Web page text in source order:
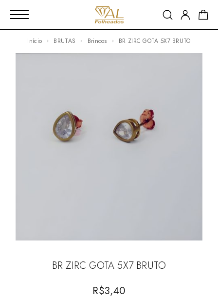
Início BRUTAS Brincos BR ZIRC GOTA 5X7 BRUTO
BR ZIRC GOTA 5X7 BRUTO
R$3,40